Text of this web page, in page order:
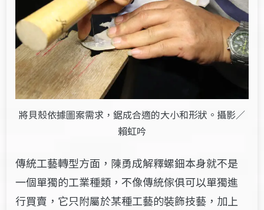
將貝殼依據圖案需求，鋸成合適的大小和形狀。攝影／
賴虹吟
傳統工藝轉型方面，陳勇成解釋螺鈿本身就不是
一個單獨的工業種類，不像傳統傢俱可以單獨進
行買賣，它只附屬於某種工藝的裝飾技藝，加上